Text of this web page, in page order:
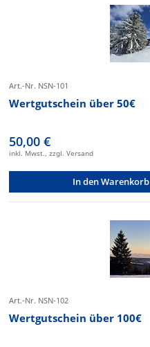
Art.-Nr. NSN-101
Wertgutschein über 50€
50,00 €
inkl. Mwst., zzgl. Versand
In den Warenkorb
Art.-Nr. NSN-102
Wertgutschein über 100€